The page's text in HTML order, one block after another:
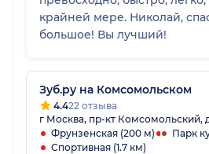
крайней мере. Николай, спасибо Вам
большое! Вы лучший!
Зуб.ру на Комсомольском
4.422 отзыва
г Москва, пр-кт Комсомольский,
Фрунзенская (200 м)
Парк
Спортивная (1.7 км)